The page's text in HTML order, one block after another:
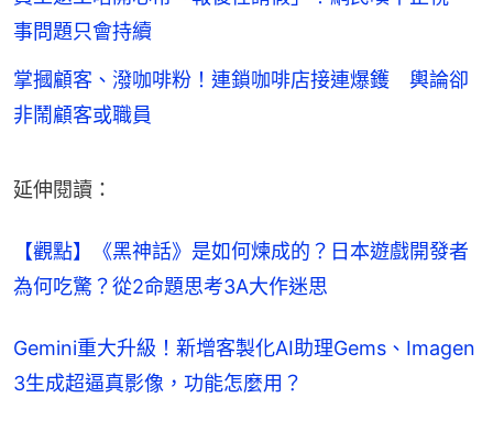
事問題只會持續
掌摑顧客、潑咖啡粉！連鎖咖啡店接連爆鑊 輿論卻
非鬧顧客或職員
延伸閱讀：
【觀點】《黑神話》是如何煉成的？日本遊戲開發者
為何吃驚？從2命題思考3A大作迷思
Gemini重大升級！新增客製化AI助理Gems、Imagen
3生成超逼真影像，功能怎麼用？